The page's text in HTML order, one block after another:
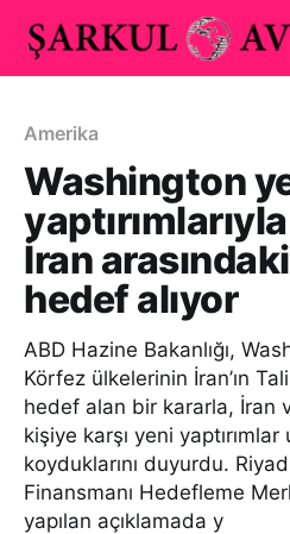
Amerika
Washington
İran
hedef alıyor
ABD Hazine Bakanlığı,
Körfez ülkelerinin İran’ın
hedef alan bir kararla, İran
kişiye karşı yeni
koyduklarını duyurdu.
Finansmanı Hedefleme
yapılan açıklamada y